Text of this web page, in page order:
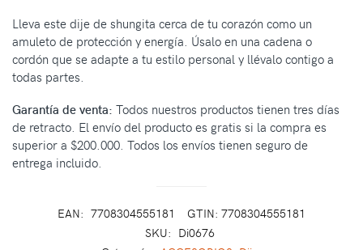
Lleva este dije de shungita cerca de tu corazón como un
amuleto de protección y energía. Úsalo en una cadena o
cordón que se adapte a tu estilo personal y llévalo contigo a
todas partes.
Garantía de venta: Todos nuestros productos tienen tres días
de retracto. El envío del producto es gratis si la compra es
superior a $200.000. Todos los envíos tienen seguro de
entrega incluido.
EAN: 7708304555181
GTIN: 7708304555181
SKU: Di0676